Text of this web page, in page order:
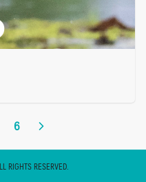
6
RIGHTS RESERVED.